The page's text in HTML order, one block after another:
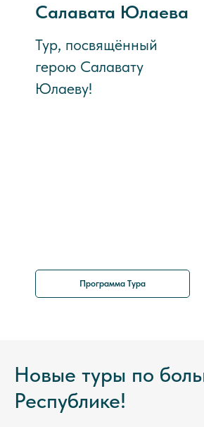
Салавата Юлаева
Тур, посвящённый
герою Салавату
Юлаеву!
Программа Тура
Новые туры по
Республике!